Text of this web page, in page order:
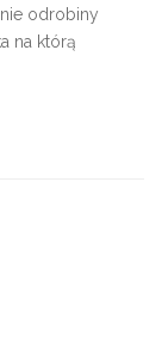
odrobiny
na którą